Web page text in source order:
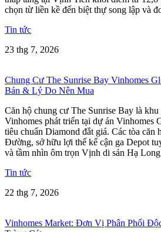
chọn từ liền kề đến biệt thự song lập và
Tin tức
23 thg 7, 2026
Chung Cư The Sunrise Bay Vinhomes
Bán & Lý Do Nên Mua
Căn hộ chung cư The Sunrise Bay là
Vinhomes phát triển tại dự án Vinhomes
tiêu chuẩn Diamond đắt giá. Các tòa căn
Đường, sở hữu lợi thế kế cận ga Depot
và tầm nhìn ôm trọn Vịnh di sản Hạ
Tin tức
22 thg 7, 2026
Vinhomes Market: Đơn Vị Phân Phối